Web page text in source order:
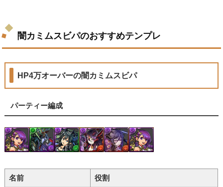
闇カミムスビパのおすすめテンプレ
HP4万オーバーの闇カミムスビパ
パーティー編成
名前 役割